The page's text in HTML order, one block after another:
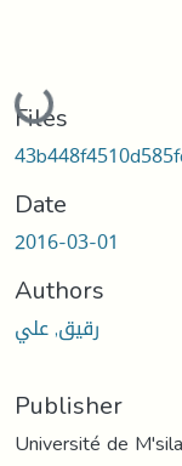
Loading...
Files
Date
2016-03-01
Authors
رقيق, علي
Publisher
Université de M'sila